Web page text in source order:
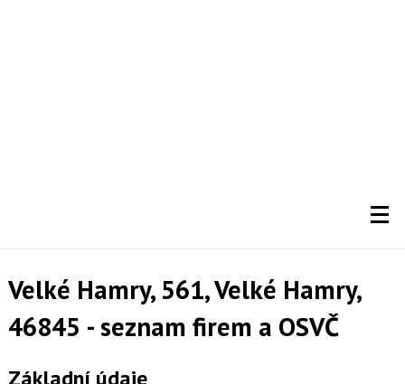
Velké Hamry, 561, Velké Hamry,
46845 - seznam firem a OSVČ
Základní údaje